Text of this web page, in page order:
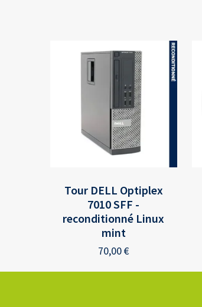
Tour DELL Optiplex
7010 SFF -
reconditionné Linux
mint
70,00€